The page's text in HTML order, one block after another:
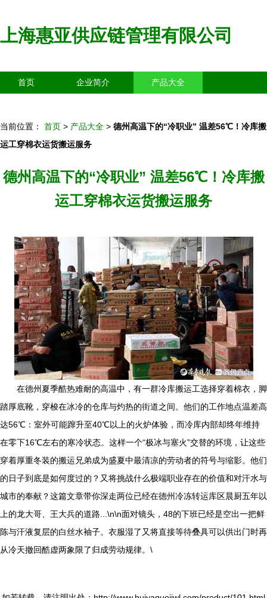
上海惠亚供应链管理有限公司
首页 企业简介 产品大全
当前位置： 首页 > 产品大全 > 德州高温下的“冷职业” 温差56℃！冷库搬
运工穿棉衣运货搬运服务
德州高温下的“冷职业” 温差56℃！冷库搬
运工穿棉衣运货搬运服务
在德州夏季酷热难耐的高温中，有一群冷库搬运工选择穿着棉衣，脚
踏厚底靴，穿梭在冰冷的仓库与灼热的街道之间。他们的工作地点温差高
达56℃：室外可能蹿升至40℃以上的火炉体验，而冷库内部却终年维持
在零下16℃左右的寒冷状态。这样一个“极冰与塞火”交替的环境，让这些
穿着厚重冬装的搬运兄弟成为盛夏中最清凉的劳动者的符号与缩影。他们
的日子到底是如何度过的？又将挑战什么极端职业存在的价值和对汗水与
城市的奉献？这篇文章带你深走两位已经在德州冷冻转运库区晨厨五年以
上的龙大哥、王大兵的道路...\n\n面对镜头，48的下班已经是空出一把鲜
陈与汗液复层的白丝水袖子。衣服湿了又将直接等待叠具可以供出门时再
从冷天撤回酷虚两象限了归成劳动规律。\